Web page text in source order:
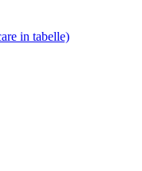
in tabelle)